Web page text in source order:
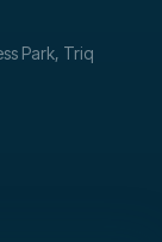
Park, Triq